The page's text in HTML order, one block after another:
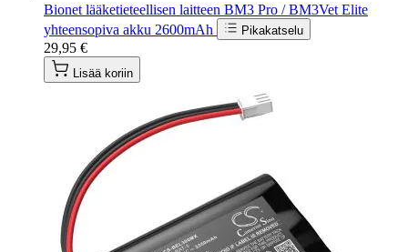
Bionet lääketieteellisen laitteen BM3 Pro / BM3Vet Elite
yhteensopiva akku 2600mAh
Pikakatselu
29,95 €
Lisää koriin